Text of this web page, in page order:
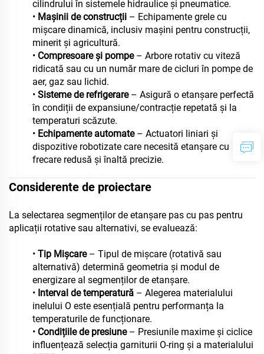
cilindrului în sistemele hidraulice și pneumatice.
• Mașinii de construcții – Echipamente grele cu
mișcare dinamică, inclusiv mașini pentru construcții,
minerit și agricultură.
• Compresoare și pompe – Arbore rotativ cu viteză
ridicată sau cu un număr mare de cicluri în pompe de
aer, gaz sau lichid.
• Sisteme de refrigerare – Asigură o etanșare perfectă
în condiții de expansiune/contracție repetată și la
temperaturi scăzute.
• Echipamente automate – Actuatori liniari și
dispozitive robotizate care necesită etanșare cu
frecare redusă și înaltă precizie.
Considerente de proiectare
La selectarea segmenților de etanșare pas cu pas pentru
aplicații rotative sau alternativi, se evaluează:
• Tip Mișcare – Tipul de mișcare (rotativă sau
alternativă) determină geometria și modul de
energizare al segmenților de etanșare.
• Interval de temperatură – Alegerea materialului
inelului O este esențială pentru performanța la
temperaturile de funcționare.
• Condițiile de presiune – Presiunile maxime și ciclice
influențează selecția garniturii O-ring și a materialului